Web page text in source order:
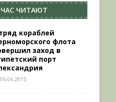
ЧИТАЮТ
кораблей
флота
заход в
порт
06.06.2015